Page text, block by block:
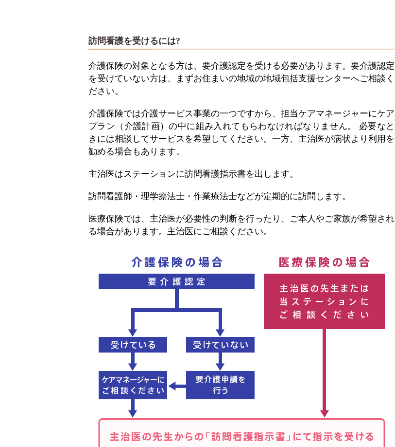
訪問看護を受けるには?
介護保険の対象となる方は、要介護認定を受ける必要があります。要介護認定
を受けていない方は、まずお住まいの地域の地域包括支援センターへご相談く
ださい。
介護保険では介護サービス事業の一つですから、担当ケアマネージャーにケア
プラン（介護計画）の中に組み入れてもらわなければなりません。 必要なと
きには相談してサービスを希望してください。一方、主治医が病状より利用を
勧める場合もあります。
主治医はステーションに訪問看護指示書を出します。
訪問看護師・理学療法士・作業療法士などが定期的に訪問します。
医療保険では、主治医が必要性の判断を行ったり、ご本人やご家族が希望され
る場合があります。主治医にご相談ください。